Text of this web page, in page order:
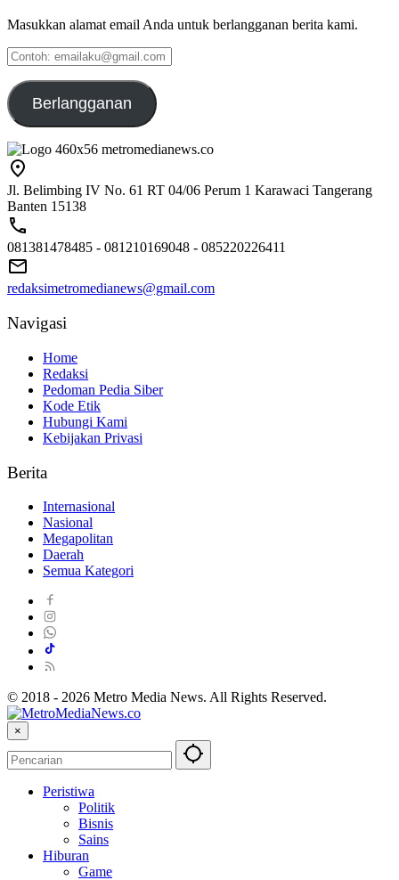
Masukkan alamat email Anda untuk berlangganan berita kami.
Contoh:
emailaku@gmail.com
Berlangganan
Jl. Belimbing IV No. 61 RT 04/06 Perum 1 Karawaci Tangerang
Banten 15138
081381478485 - 081210169048 - 085220226411
redaksimetromedianews@gmail.com
Navigasi
Home
Redaksi
Pedoman Pedia Siber
Kode Etik
Hubungi Kami
Kebijakan Privasi
Berita
Internasional
Nasional
Megapolitan
Daerah
Semua Kategori
© 2018 - 2026 Metro Media News. All Rights Reserved.
×
Peristiwa
Politik
Bisnis
Sains
Hiburan
Game